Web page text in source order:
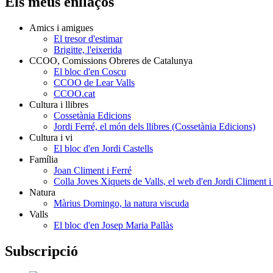
Amics i amigues
El tresor d'estimar
Brigitte, l'eixerida
CCOO, Comissions Obreres de Catalunya
El bloc d'en Coscu
CCOO de Lear Valls
CCOO.cat
Cultura i llibres
Cossetània Edicions
Jordi Ferré, el món dels llibres (Cossetània Edicions)
Cultura i vi
El bloc d'en Jordi Castells
Família
Joan Climent i Ferré
Colla Joves Xiquets de Valls, el web d'en Jordi Climent i
Natura
Màrius Domingo, la natura viscuda
Valls
El bloc d'en Josep Maria Pallàs
Subscripció